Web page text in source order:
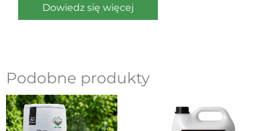
Dowiedz się więcej
Podobne produkty
Pierwotna
cena
wynosiła:
Aktualna
cena
wynosi:
cena
wynosiła: